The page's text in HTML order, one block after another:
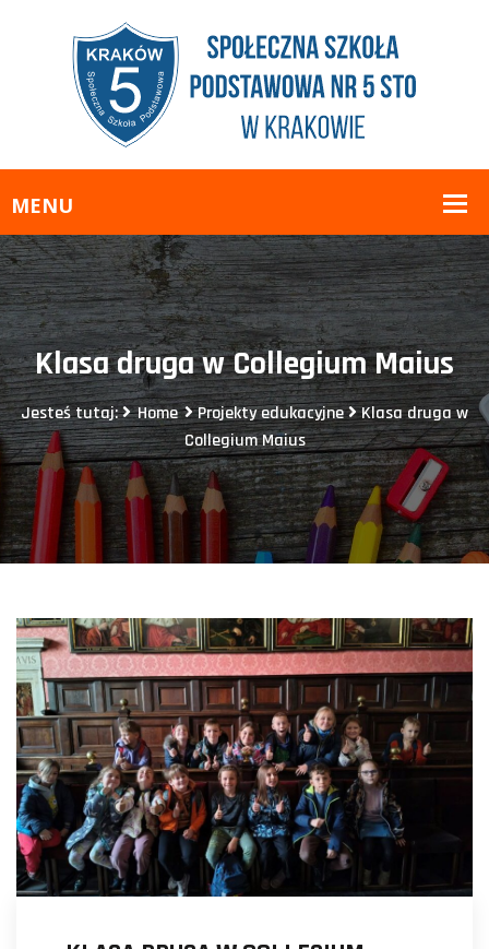
Klasa druga w Collegium Maius
Jesteś tutaj: Home Projekty edukacyjne
Klasa druga w
Collegium Maius